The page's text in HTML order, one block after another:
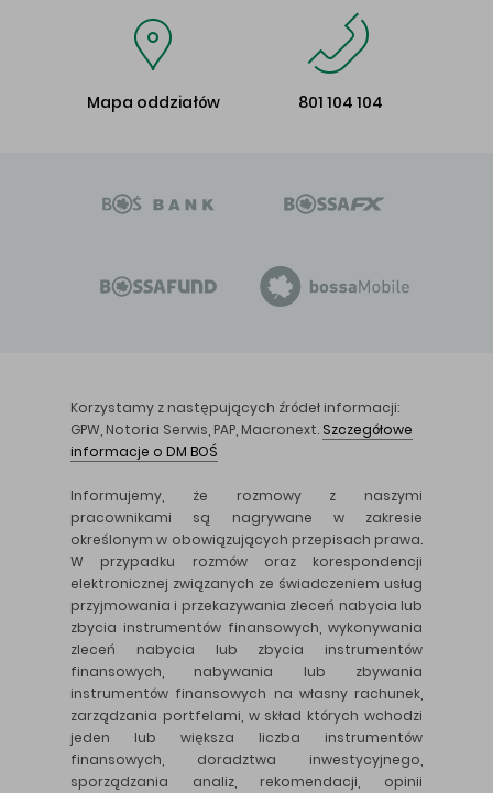
Mapa oddziałów 801 104 104
Korzystamy z następujących źródeł informacji:
GPW, Notoria Serwis, PAP, Macronext. Szczegółowe
informacje o DM BOŚ
Informujemy, że rozmowy z naszymi
pracownikami są nagrywane w zakresie
określonym w obowiązujących przepisach prawa.
W przypadku rozmów oraz korespondencji
elektronicznej związanych ze świadczeniem usług
przyjmowania i przekazywania zleceń nabycia lub
zbycia instrumentów finansowych, wykonywania
zleceń nabycia lub zbycia instrumentów
finansowych, nabywania lub zbywania
instrumentów finansowych na własny rachunek,
zarządzania portfelami, w skład których wchodzi
jeden lub większa liczba instrumentów
finansowych, doradztwa inwestycyjnego,
sporządzania analiz, rekomendacji, opinii